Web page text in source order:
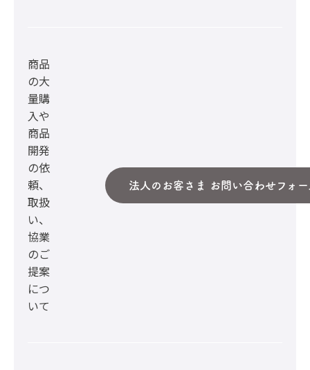
商品
の大
量購
入や
商品
開発
の依
頼、
取扱
い、
協業
のご
提案
につ
いて
法人のお客さま お問い合わせフォー